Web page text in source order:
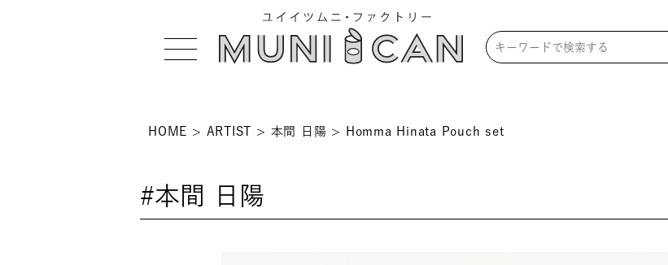
HOME ARTIST 本間 日陽 Homma Hinata Pouch set
#本間 日陽